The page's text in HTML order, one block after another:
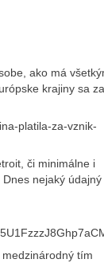
ako má
krajiny sa
platila-za-vznik-
či minimálne i
nejaký údajný
tím